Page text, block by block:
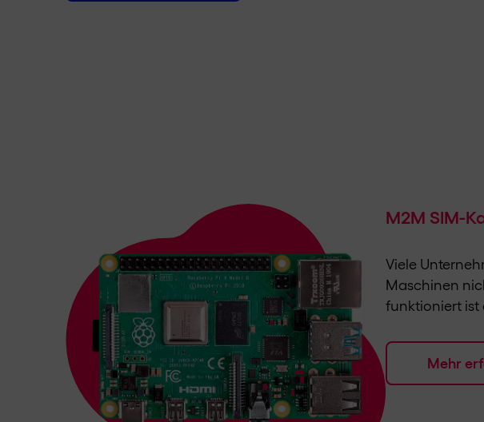
M2M SIM-
Viele
Maschinen
funktioniert ist
Mehr